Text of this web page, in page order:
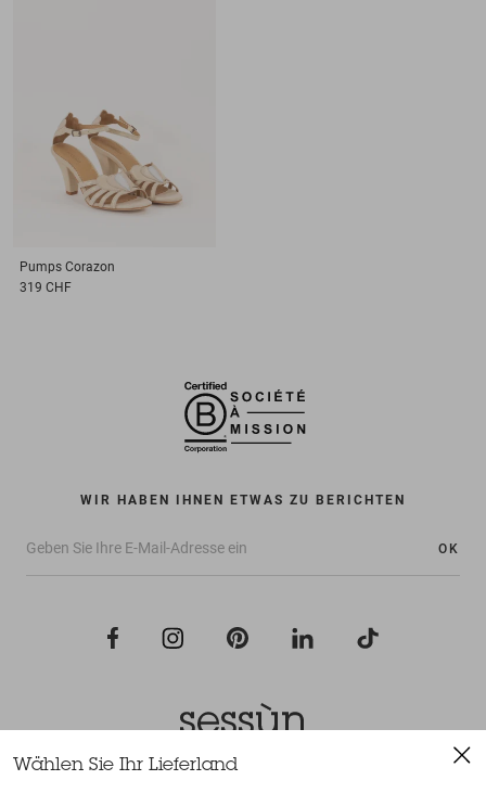
Pumps Corazon
319 CHF
WIR HABEN IHNEN ETWAS ZU BERICHTEN
OK
Wählen Sie Ihr Lieferland